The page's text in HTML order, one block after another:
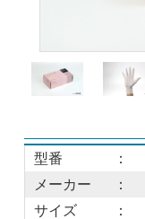
型番 ：
メーカー
：
サイズ
：